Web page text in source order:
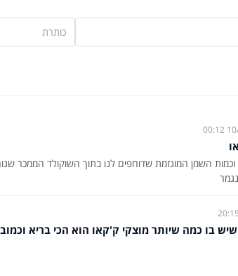
10/
השמן המוגזמת שדוחפים לנו בתוך השוקולד הממכר
בו כמה שיותר מוצקי ק'קאו הוא הכי בריא